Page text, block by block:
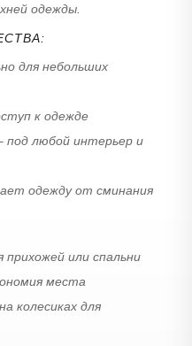
одежды.
для небольших
к одежде
под любой интерьер и
одежду от сминания
прихожей или спальни
места
колесиках для